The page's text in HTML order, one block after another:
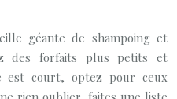
géante de shampoing et
des forfaits plus petits et
est court, optez pour ceux